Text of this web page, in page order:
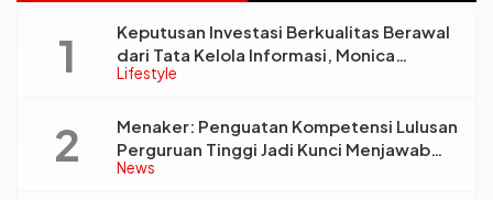
Lifestyle
Keputusan Investasi Berkualitas Berawal
dari Tata Kelola Informasi, Monica
Triyadi: Bukan Sekadar Analisis
News
Menaker: Penguatan Kompetensi Lulusan
Perguruan Tinggi Jadi Kunci Menjawab
Kebutuhan Dunia Kerja